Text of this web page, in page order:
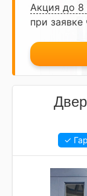
Акция до 8
при заявке
✓